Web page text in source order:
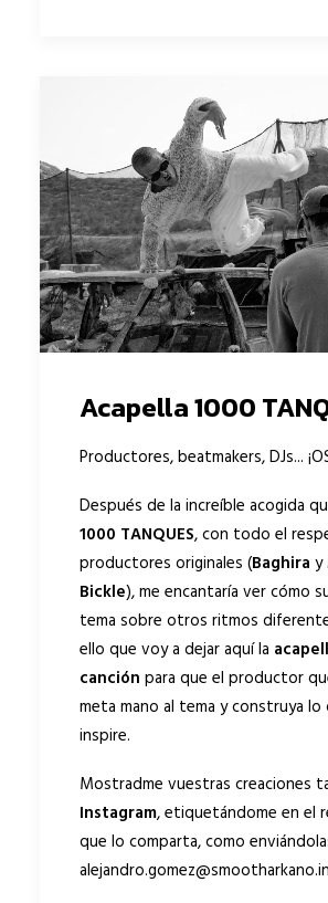
Acapella 1000
Productores, beatmakers, DJs...
Después de la increíble acogida
1000 TANQUES, con todo el
productores originales (Baghira y
Bickle), me encantaría ver cómo
tema sobre otros ritmos
ello que voy a dejar aquí la
canción para que el productor
meta mano al tema y construya lo
inspire.
Mostradme vuestras creaciones
Instagram, etiquetándome en el
que lo comparta, como